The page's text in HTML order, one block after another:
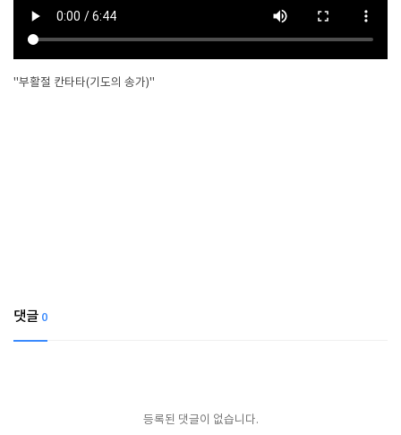
"부활절 칸타타(기도의 송가)"
댓글 0
등록된 댓글이 없습니다.